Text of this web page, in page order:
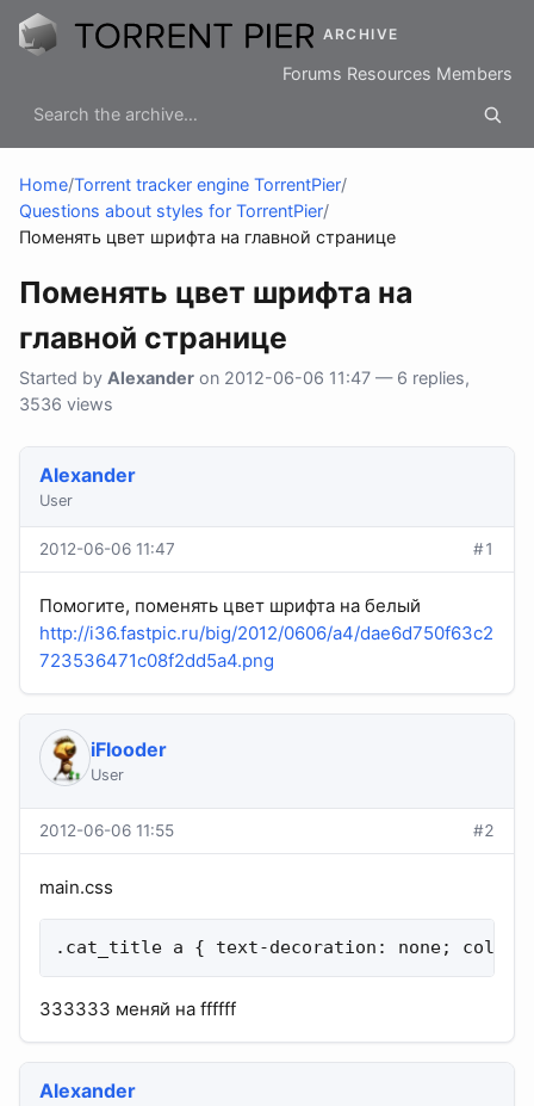
ARCHIVE
Forums Resources Members
Home/Torrent tracker engine TorrentPier/
Questions about styles for TorrentPier/
Поменять цвет шрифта на главной странице
Поменять цвет шрифта на
главной странице
Started by Alexander on 2012-06-06 11:47 — 6 replies,
3536 views
Alexander
User
2012-06-06 11:47 #1
Помогите, поменять цвет шрифта на белый
http://i36.fastpic.ru/big/2012/0606/a4/dae6d750f63c2
723536471c08f2dd5a4.png
iFlooder
User
2012-06-06 11:55 #2
main.css
.cat_title a { text-decoration: none; color:
333333 меняй на ffffff
Alexander